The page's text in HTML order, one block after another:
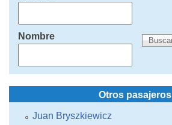
Nombre
Otros pasajeros
Juan Bryszkiewicz